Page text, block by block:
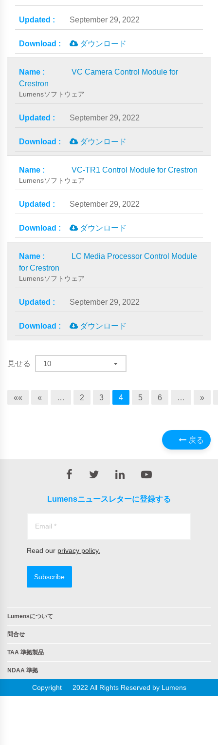
September 29, 2022
ダウンロード
VC Camera Control Module for
Crestron
Lumensソフトウェア
September 29, 2022
ダウンロード
VC-TR1 Control Module for Crestron
Lumensソフトウェア
September 29, 2022
ダウンロード
LC Media Processor Control Module
for Crestron
Lumensソフトウェア
September 29, 2022
ダウンロード
見せる
«« « 2 3 4 5 6 »
戻る
Lumensニュースレターに登録する
Read our privacy policy.
Subscribe
Lumensについて
問合せ
TAA 準拠製品
NDAA 準拠
Copyright © 2022 All Rights Reserved by Lumens